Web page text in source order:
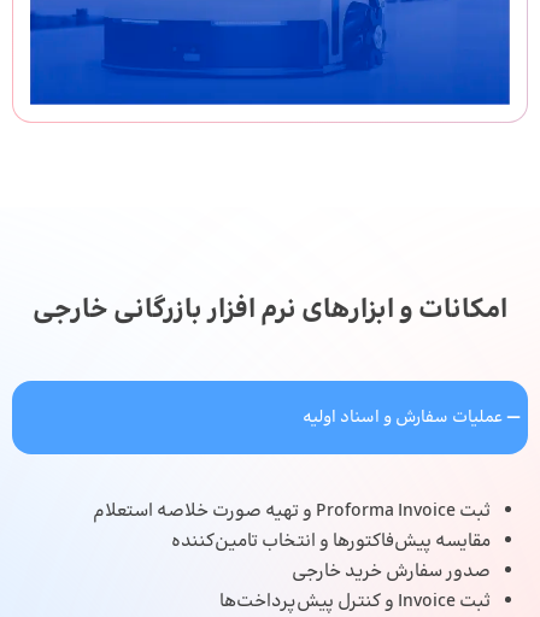
امکانات و ابزارهای نرم افزار بازرگانی خارجی
عملیات سفارش و اسناد اولیه
ثبت Proforma Invoice و تهیه صورت خلاصه استعلام
مقایسه پیش‌فاکتورها و انتخاب تامین‌کننده
صدور سفارش خرید خارجی
ثبت Invoice و کنترل پیش‌پرداخت‌ها